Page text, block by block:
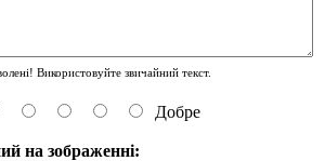
Використовуйте звичайний текст.
Добре
на зображенні: